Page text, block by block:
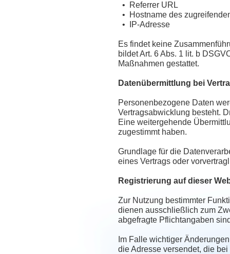
• Referrer URL
• Hostname des
• IP-Adresse
Es findet keine
bildet Art. 6 Abs. 1 lit. b
Maßnahmen gestattet.
Datenübermittlung bei
Personenbezogene Daten
Vertragsabwicklung besteht.
Eine weitergehende
zugestimmt haben.
Grundlage für die
eines Vertrags oder
Registrierung auf dieser
Zur Nutzung bestimmter
dienen ausschließlich zum
abgefragte Pflichtangaben
Im Falle wichtiger
die Adresse versendet, die